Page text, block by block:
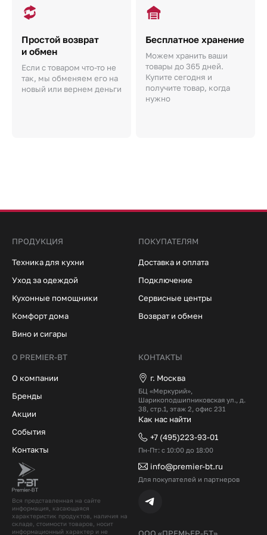
Простой возврат
и обмен
Если с товаром что-то не
так, мы обменяем его на
новый или вернем деньги
Бесплатное хранение
Можем хранить ваши
товары до 365 дней.
Купите сегодня и
получите товар, когда
нужно
Вся представленная на сайте
информация, касающаяся
характеристик продуктов, наличия на
складе, стоимости товаров, носит
информационный характер и не
ООО «ПРЕМЬЕР-БТ»
ПРОДУКЦИЯ
Техника для кухни
Уход за одеждой
Кухонные помощники
Комфорт дома
Вино и сигары
ПОКУПАТЕЛЯМ
Доставка и оплата
Подключение
Сервисные центры
Возврат и обмен
О PREMIER-BT
О компании
Бренды
Акции
События
Контакты
КОНТАКТЫ
г. Москва
БЦ «Меркурий»,
Шарикоподшипниковская ул., д.
38, стр.1, этаж 2, офис 231
Как нас найти
+7 (495)223-93-01
Пн-Пт: с 10:00 до 18:00
info@premier-bt.ru
Для покупателей и партнеров